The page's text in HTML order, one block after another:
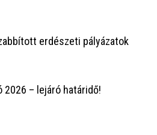
erdészeti pályázatok
2026 – lejáró határidő!